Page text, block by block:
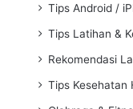
Tips Android /
Tips Latihan &
Rekomendasi
Tips Kesehatan